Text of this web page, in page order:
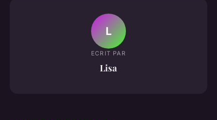
L
ECRIT PAR
Lisa